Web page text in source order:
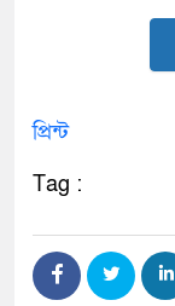
প্রিন্ট
Tag :